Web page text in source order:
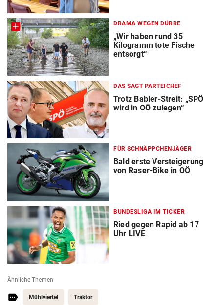
DRAMA WEGEN DÜRRE
„Wir haben rund 35
Kilogramm tote Fische
entsorgt“
DAS SAGT PARTEICHEF
Trotz Babler-Streit: „SPÖ
wird in OÖ zulegen“
FÜR SCHNÄPPCHENJÄGER
Bald erste Versteigerung
von Raser-Bike in OÖ
BUNDESLIGA IM TICKER
Ried gegen Rapid ab 17
Uhr LIVE
Ähnliche Themen
Mühlviertel Traktor